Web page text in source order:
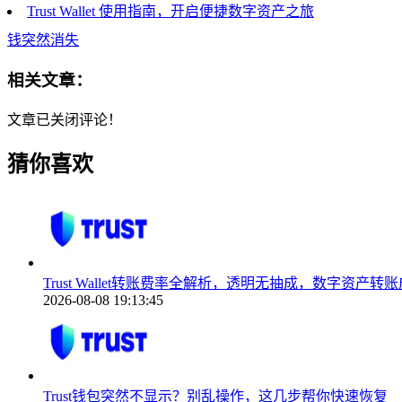
Trust Wallet 使用指南，开启便捷数字资产之旅
钱突然消失
相关文章：
文章已关闭评论！
猜你喜欢
Trust Wallet转账费率全解析，透明无抽成，数字资产转
2026-08-08 19:13:45
Trust钱包突然不显示？别乱操作，这几步帮你快速恢复